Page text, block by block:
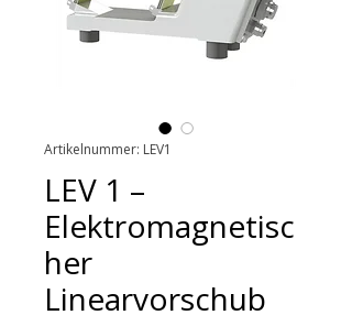
Artikelnummer: LEV1
LEV 1 –
Elektromagnetisc
her
Linearvorschub